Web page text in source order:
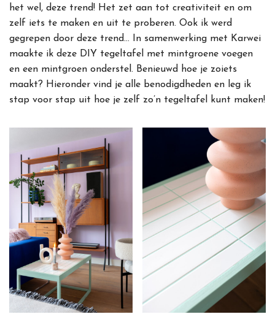
het wel, deze trend! Het zet aan tot creativiteit en om
zelf iets te maken en uit te proberen. Ook ik werd
gegrepen door deze trend… In samenwerking met Karwei
maakte ik deze DIY tegeltafel met mintgroene voegen
en een mintgroen onderstel. Benieuwd hoe je zoiets
maakt? Hieronder vind je alle benodigdheden en leg ik
stap voor stap uit hoe je zelf zo’n tegeltafel kunt maken!